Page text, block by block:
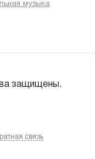
музыка
защищены.
связь